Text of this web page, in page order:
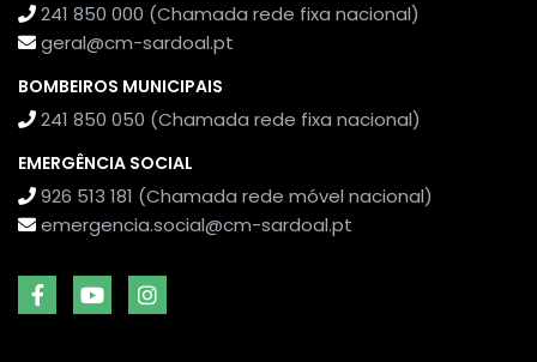
241 850 000 (Chamada rede fixa nacional)
geral@cm-sardoal.pt
BOMBEIROS MUNICIPAIS
241 850 050 (Chamada rede fixa nacional)
EMERGÊNCIA SOCIAL
926 513 181 (Chamada rede móvel nacional)
emergencia.social@cm-sardoal.pt